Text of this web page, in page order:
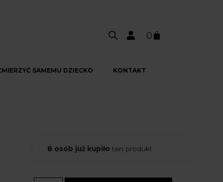
0
SAMEMU DZIECKO KONTAKT
8 osób już kupiło ten produkt